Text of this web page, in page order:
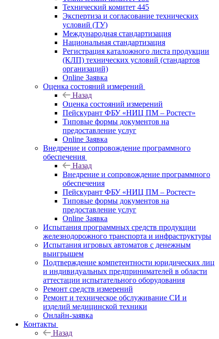
Технический комитет 445
Экспертиза и согласование технических
условий (ТУ)
Международная стандартизация
Национальная стандартизация
Регистрация каталожного листа продукции
(КЛП) технических условий (стандартов
организаций)
Online Заявка
Оценка состояний измерений
Назад
Оценка состояний измерений
Пейскурант ФБУ «НИЦ ПМ – Ростест»
Типовые формы документов на
предоставление услуг
Online Заявка
Внедрение и сопровождение программного
обеспечения
Назад
Внедрение и сопровождение программного
обеспечения
Пейскурант ФБУ «НИЦ ПМ – Ростест»
Типовые формы документов на
предоставление услуг
Online Заявка
Испытания программных средств продукции
железнодорожного транспорта и инфраструктуры
Испытания игровых автоматов с денежным
выигрышем
Подтверждение компетентности юридических лиц
и индивидуальных предпринимателей в области
аттестации испытательного оборудования
Ремонт средств измерений
Ремонт и техническое обслуживание СИ и
изделий медицинской техники
Онлайн-заявка
Контакты
Назад